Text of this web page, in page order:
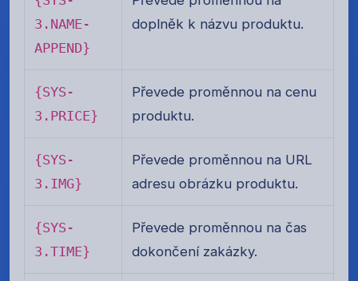
3.NAME-
APPEND}
doplněk k názvu produktu.
{SYS-
3.PRICE}
Převede proměnnou na cenu
produktu.
{SYS-
3.IMG}
Převede proměnnou na URL
adresu obrázku produktu.
{SYS-
3.TIME}
Převede proměnnou na čas
dokončení zakázky.